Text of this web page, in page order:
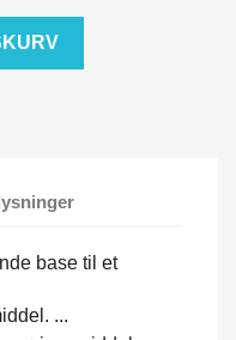
base til et
...